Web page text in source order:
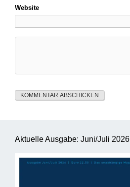
Website
Aktuelle Ausgabe: Juni/Juli 2026